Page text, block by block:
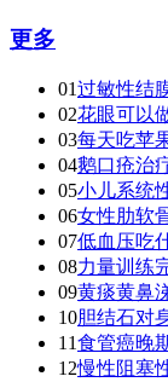
更多
01过敏性结
02花眼可以
03每天吃苹
04鹅口疮治
05小儿系统
06女性肋软
07低血压吃
08力量训练
09黄痰黄鼻
10胆结石对
11食管癌晚
12慢性阻塞